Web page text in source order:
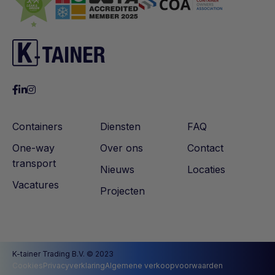
omgeving te bieden voor uw waardevolle lading,
met bescherming tegen
temperatuurschommelingen, vochtigheid en
andere externe factoren.
Hoogwaardige Kwaliteit: Gebouwd met
hoogwaardige materialen en geavanceerde
High Cube Reefer Container.
Containers
One-way
transport
Vacatures
Diensten
Over ons
Nieuws
Projecten
FAQ
Contact
Locaties
K-tainer Trading B.V. © 2023
CookiesPrivacyverklaringAlgemene verkoopvoorwaarden